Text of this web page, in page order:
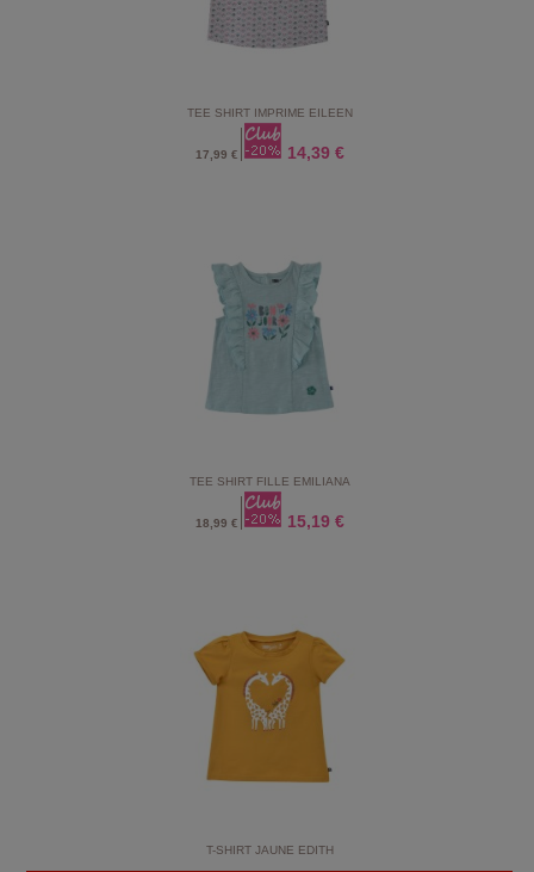
TEE SHIRT IMPRIME EILEEN
17,99 € 14,39 €
TEE SHIRT FILLE EMILIANA
18,99 € 15,19 €
T-SHIRT JAUNE EDITH